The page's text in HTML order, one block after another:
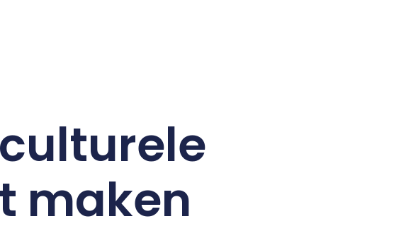
maken